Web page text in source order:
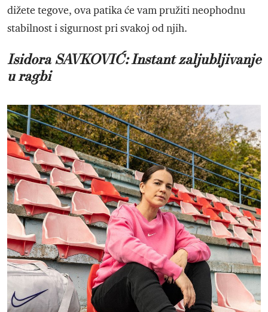
dižete tegove, ova patika će vam pružiti neophodnu
stabilnost i sigurnost pri svakoj od njih.
Isidora SAVKOVIĆ: Instant zaljubljivanje
u ragbi